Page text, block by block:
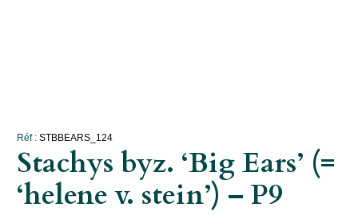
Réf : STBBEARS_124
Stachys byz. ‘Big Ears’ (=
‘helene v. stein’) – P9